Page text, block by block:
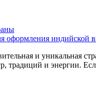
оформления индийской
и уникальная
традиций и энергии.